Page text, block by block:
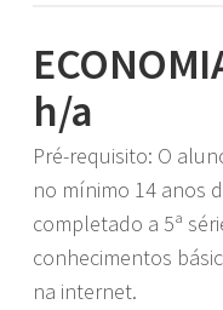
h/a
Pré-requisito: O
no mínimo 14 anos
completado a 5ª
conhecimentos
na internet.